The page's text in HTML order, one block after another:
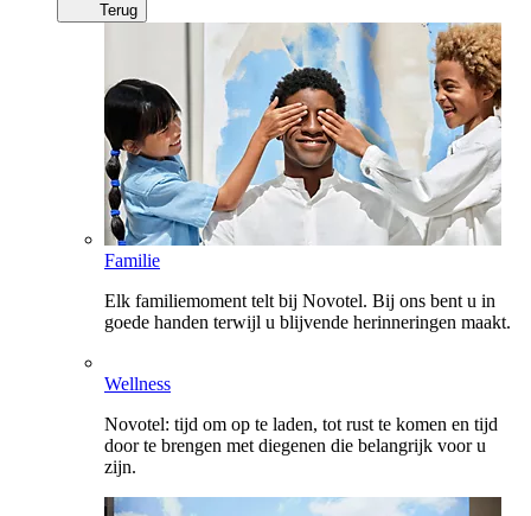
Terug
Familie
Elk familiemoment telt bij Novotel. Bij ons bent u in
goede handen terwijl u blijvende herinneringen maakt.
Wellness
Novotel: tijd om op te laden, tot rust te komen en tijd
door te brengen met diegenen die belangrijk voor u
zijn.